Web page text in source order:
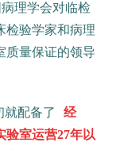
理学会对临检
检验学家和病理
质量保证的领导
就配备了
经
室运营27年以